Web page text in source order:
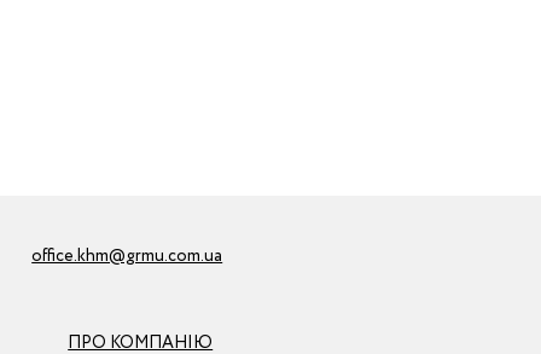
ПРО КОМПАНІЮ
office.khm@grmu.com.ua